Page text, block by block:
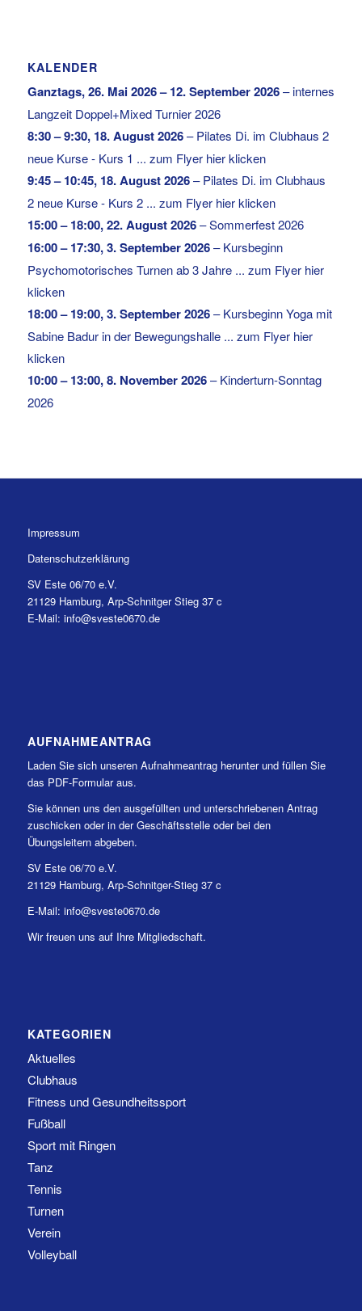
KALENDER
Ganztags,26. Mai 2026– 12. September 2026–internes
Langzeit Doppel+Mixed Turnier 2026
8:30– 9:30, 18. August 2026–Pilates Di. im Clubhaus 2
neue Kurse - Kurs 1 ... zum Flyer hier klicken
9:45– 10:45, 18. August 2026–Pilates Di. im Clubhaus
2 neue Kurse - Kurs 2 ... zum Flyer hier klicken
15:00– 18:00,22. August 2026–Sommerfest 2026
16:00– 17:30,3. September 2026–Kursbeginn
Psychomotorisches Turnen ab 3 Jahre ... zum Flyer hier
klicken
18:00– 19:00,3. September 2026–Kursbeginn Yoga mit
Sabine Badur in der Bewegungshalle ... zum Flyer hier
klicken
10:00– 13:00,8. November 2026–Kinderturn-Sonntag
2026
Impressum
Datenschutzerklärung
SV Este 06/70 e.V.
21129 Hamburg, Arp-Schnitger Stieg 37 c
E-Mail: info@sveste0670.de
AUFNAHMEANTRAG
Laden Sie sich unseren Aufnahmeantrag herunter und füllen Sie
das PDF-Formular aus.
Sie können uns den ausgefüllten und unterschriebenen Antrag
zuschicken oder in der Geschäftsstelle oder bei den
Übungsleitern abgeben.
SV Este 06/70 e.V.
21129 Hamburg, Arp-Schnitger-Stieg 37 c
E-Mail: info@sveste0670.de
Wir freuen uns auf Ihre Mitgliedschaft.
KATEGORIEN
Aktuelles
Clubhaus
Fitness und Gesundheitssport
Fußball
Sport mit Ringen
Tanz
Tennis
Turnen
Verein
Volleyball